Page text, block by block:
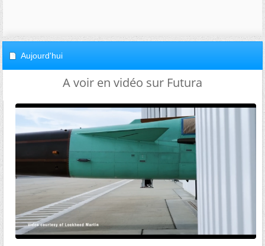
Aujourd'hui
A voir en vidéo sur Futura